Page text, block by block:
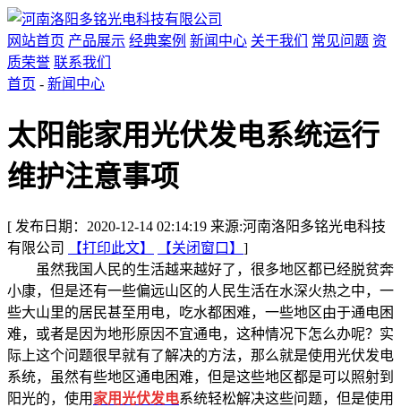
网站首页 产品展示 经典案例 新闻中心 关于我们 常见问题 资
质荣誉 联系我们
首页 - 新闻中心
太阳能家用光伏发电系统运行
维护注意事项
[ 发布日期：2020-12-14 02:14:19 来源:河南洛阳多铭光电科技
有限公司
【打印此文】 【关闭窗口】 ]
虽然我国人民的生活越来越好了，很多地区都已经脱贫奔
小康，但是还有一些偏远山区的人民生活在水深火热之中，一
些大山里的居民甚至用电，吃水都困难，一些地区由于通电困
难，或者是因为地形原因不宜通电，这种情况下怎么办呢？实
际上这个问题很早就有了解决的方法，那么就是使用光伏发电
系统，虽然有些地区通电困难，但是这些地区都是可以照射到
阳光的，使用 家用光伏发电系统轻松解决这些问题，但是使用